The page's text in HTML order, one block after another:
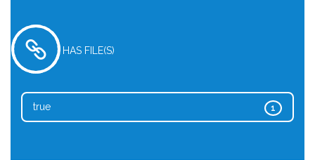
HAS FILE(S)
1
true